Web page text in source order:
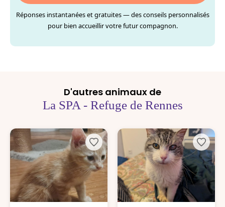
Réponses instantanées et gratuites — des conseils personnalisés
pour bien accueillir votre futur compagnon.
D'autres animaux de
La SPA - Refuge de Rennes